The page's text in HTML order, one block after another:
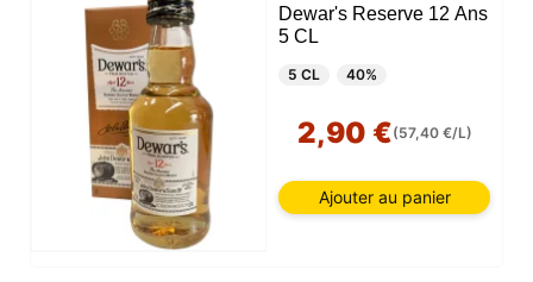
Dewar's Reserve 12 Ans
5 CL
5 CL 40%
2,90 €(57,40 €/L)
Ajouter au panier